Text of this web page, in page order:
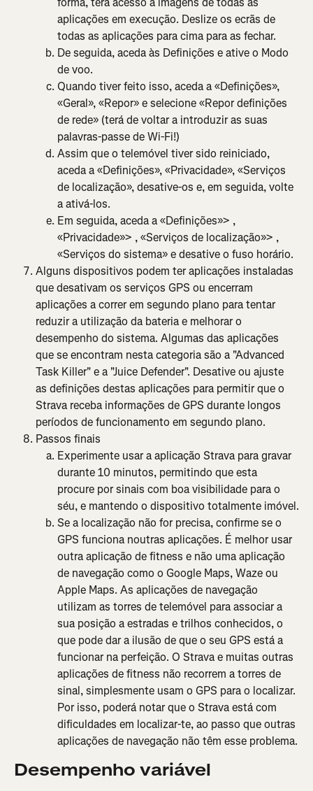
aplicações em execução. Deslize os ecrãs de
todas as aplicações para cima para as fechar.
De seguida, aceda às Definições e ative o Modo
de voo.
Quando tiver feito isso, aceda a «Definições»,
«Geral», «Repor» e selecione «Repor definições
de rede» (terá de voltar a introduzir as suas
palavras-passe de Wi-Fi!)
Assim que o telemóvel tiver sido reiniciado,
aceda a «Definições», «Privacidade», «Serviços
de localização», desative-os e, em seguida, volte
a ativá-los.
Em seguida, aceda a «Definições»> ,
«Privacidade»> , «Serviços de localização»> ,
«Serviços do sistema» e desative o fuso horário.
Alguns dispositivos podem ter aplicações instaladas
que desativam os serviços GPS ou encerram
aplicações a correr em segundo plano para tentar
reduzir a utilização da bateria e melhorar o
desempenho do sistema. Algumas das aplicações
que se encontram nesta categoria são a "Advanced
Task Killer" e a "Juice Defender". Desative ou ajuste
as definições destas aplicações para permitir que o
Strava receba informações de GPS durante longos
períodos de funcionamento em segundo plano.
Passos finais
Experimente usar a aplicação Strava para gravar
durante 10 minutos, permitindo que esta
procure por sinais com boa visibilidade para o
séu, e mantendo o dispositivo totalmente imóvel.
Se a localização não for precisa, confirme se o
GPS funciona noutras aplicações. É melhor usar
outra aplicação de fitness e não uma aplicação
de navegação como o Google Maps, Waze ou
Apple Maps. As aplicações de navegação
utilizam as torres de telemóvel para associar a
sua posição a estradas e trilhos conhecidos, o
que pode dar a ilusão de que o seu GPS está a
funcionar na perfeição. O Strava e muitas outras
aplicações de fitness não recorrem a torres de
sinal, simplesmente usam o GPS para o localizar.
Por isso, poderá notar que o Strava está com
dificuldades em localizar-te, ao passo que outras
aplicações de navegação não têm esse problema.
Desempenho variável